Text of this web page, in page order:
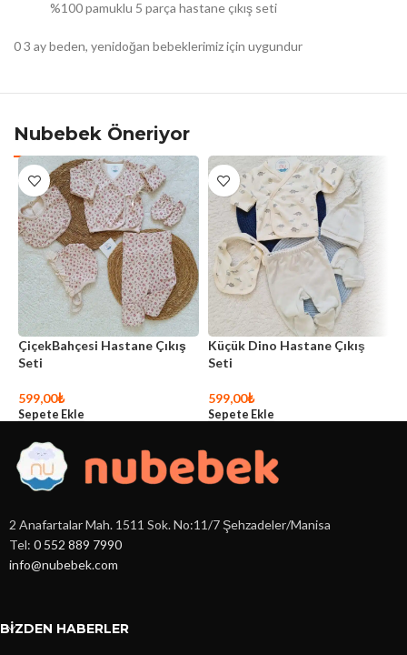
%100 pamuklu 5 parça hastane çıkış seti
0 3 ay beden, yenidoğan bebeklerimiz için uygundur
Nubebek Öneriyor
ÇiçekBahçesi Hastane Çıkış
Seti
599,00₺
Sepete Ekle
Küçük Dino Hastane Çıkış
Seti
599,00₺
Sepete Ekle
2 Anafartalar Mah. 1511 Sok. No:11/7 Şehzadeler/Manisa
Tel: 0 552 889 7990
info@nubebek.com
BIZDEN HABERLER